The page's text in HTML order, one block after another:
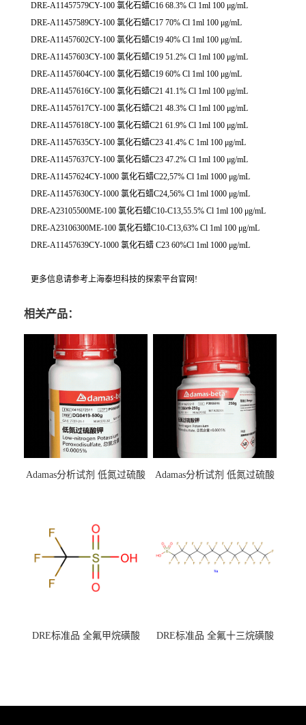
DRE-A11457579CY-100 氯化石蜡C16 68.3% Cl 1ml 100 μg/mL
DRE-A11457589CY-100 氯化石蜡C17 70% Cl 1ml 100 μg/mL
DRE-A11457602CY-100 氯化石蜡C19 40% Cl 1ml 100 μg/mL
DRE-A11457603CY-100 氯化石蜡C19 51.2% Cl 1ml 100 μg/mL
DRE-A11457604CY-100 氯化石蜡C19 60% Cl 1ml 100 μg/mL
DRE-A11457616CY-100 氯化石蜡C21 41.1% Cl 1ml 100 μg/mL
DRE-A11457617CY-100 氯化石蜡C21 48.3% Cl 1ml 100 μg/mL
DRE-A11457618CY-100 氯化石蜡C21 61.9% Cl 1ml 100 μg/mL
DRE-A11457635CY-100 氯化石蜡C23 41.4% C 1ml 100 μg/mL
DRE-A11457637CY-100 氯化石蜡C23 47.2% Cl 1ml 100 μg/mL
DRE-A11457624CY-1000 氯化石蜡C22,57% Cl 1ml 1000 μg/mL
DRE-A11457630CY-1000 氯化石蜡C24,56% Cl 1ml 1000 μg/mL
DRE-A23105500ME-100 氯化石蜡C10-C13,55.5% Cl 1ml 100 μg/mL
DRE-A23106300ME-100 氯化石蜡C10-C13,63% Cl 1ml 100 μg/mL
DRE-A11457639CY-1000 氯化石蜡 C23 60%Cl 1ml 1000 μg/mL
更多信息请参考上海泰坦科技的探索平台官网!
相关产品：
Adamas分析试剂 低氮过硫酸
（泰坦现货供应）
Adamas分析试剂 低氮过硫酸
DRE标准品 全氟甲烷磺酸
DRE标准品 全氟十三烷磺酸